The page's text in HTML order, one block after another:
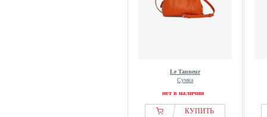
Le Tanneur
Сумка
нет в наличии
КУПИТЬ